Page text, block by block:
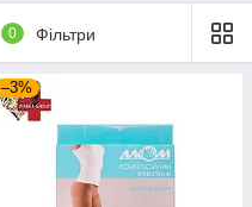
0 Фільтри
–3%